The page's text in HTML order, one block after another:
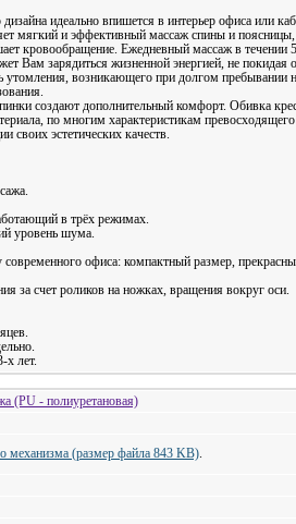
идеально впишется в интерьер офиса или
мягкий и эффективный массаж спины и поясницы,
кровообращение. Ежедневный массаж в течении
Вам зарядиться жизненной энергией, не покидая
утомления, возникающего при долгом пребывании
создают дополнительный комфорт. Обивка
по многим характеристикам
своих эстетических качеств.
в трёх режимах.
уровень шума.
офиса: компактный размер,
за счет роликов на ножках, вращения вокруг оси.
х лет.
(PU - полиуретановая)
механизма (размер файла 843 KB).